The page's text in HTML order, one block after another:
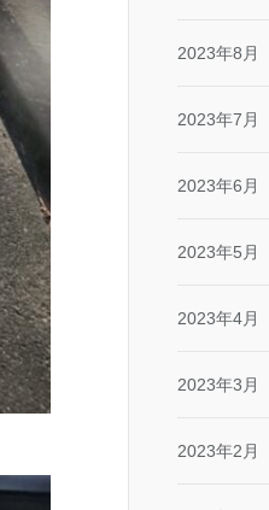
2023年8月
2023年7月
2023年6月
2023年5月
2023年4月
2023年3月
2023年2月